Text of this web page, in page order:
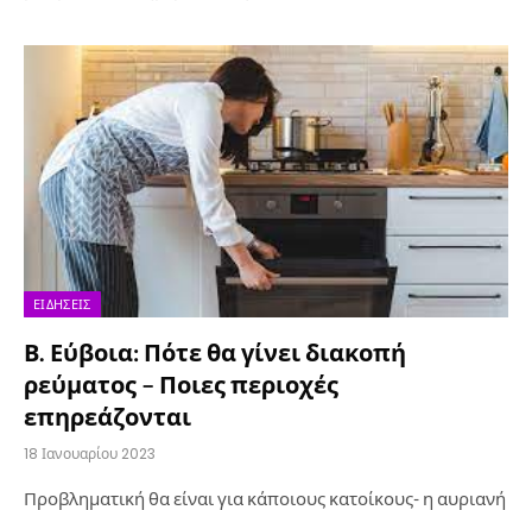
ΕΙΔΉΣΕΙΣ
Β. Εύβοια: Πότε θα γίνει διακοπή
ρεύματος – Ποιες περιοχές
επηρεάζονται
18 Ιανουαρίου 2023
Προβληματική θα είναι για κάποιους κατοίκους- η αυριανή